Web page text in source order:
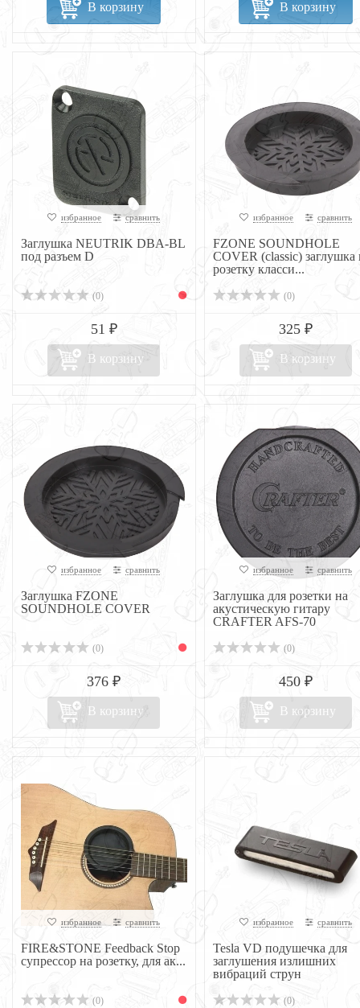
В корзину В корзину
избранное сравнить
Заглушка NEUTRIK DBA-BL
под разъем D
(0)
51 ₽
В корзину
избранное сравнить
FZONE SOUNDHOLE
COVER (classic) заглушка
розетку класси...
(0)
325 ₽
В корзину
избранное сравнить
Заглушка FZONE
SOUNDHOLE COVER
(0)
376 ₽
В корзину
избранное сравнить
Заглушка для розетки на
акустическую гитару
CRAFTER AFS-70
(0)
450 ₽
В корзину
избранное сравнить
FIRE&STONE Feedback Stop
супрессор на розетку, для ак...
(0)
избранное сравнить
Tesla VD подушечка для
заглушения излишних
вибраций струн
(0)